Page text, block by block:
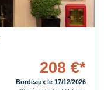
208 €*
Bordeaux le 17/12/2026